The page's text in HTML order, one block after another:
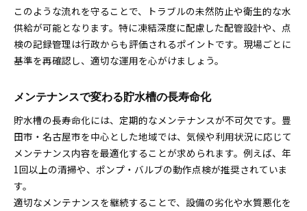
このような流れを守ることで、トラブルの未然防止や衛生的な水
供給が可能となります。特に凍結深度に配慮した配管設計や、点
検の記録管理は行政からも評価されるポイントです。現場ごとに
基準を再確認し、適切な運用を心がけましょう。
メンテナンスで変わる貯水槽の長寿命化
貯水槽の長寿命化には、定期的なメンテナンスが不可欠です。豊
田市・名古屋市を中心とした地域では、気候や利用状況に応じて
メンテナンス内容を最適化することが求められます。例えば、年
1回以上の清掃や、ポンプ・バルブの動作点検が推奨されていま
す。
適切なメンテナンスを継続することで、設備の劣化や水質悪化を